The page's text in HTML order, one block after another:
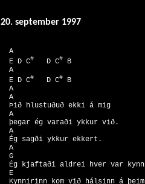
20. september 1997
  A
  E D C
#
   D C
#
B
  A
  E D C
#
   D C
#
B
  A
  A
  Þið hlustuðuð ekki á mig
  A
  þegar ég varaði ykkur við.
  A
  Ég sagði ykkur ekkert.
  A
  G
Ég kjaftaði aldrei hver var
  E